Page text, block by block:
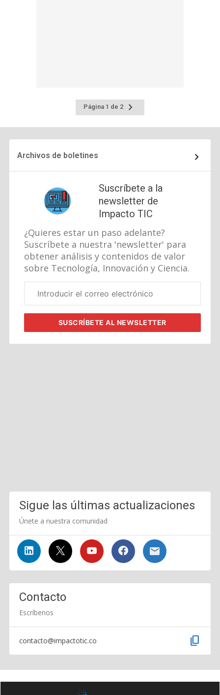
Página 1 de 2
Ir
a
Archivos de boletines
Suscríbete a la
newsletter de
Impacto TIC
¿Quieres estar un paso adelante?
Suscríbete a nuestra 'newsletter' para
obtener análisis y contenidos de valor
sobre Tecnología, Innovación y Ciencia.
electrónico
SUSCRÍBETEAL NEWSLETTER
Sigue las últimas actualizaciones
Únete a nuestra comunidad
Contacto
Escríbenos
contacto@impactotic.co content_copy